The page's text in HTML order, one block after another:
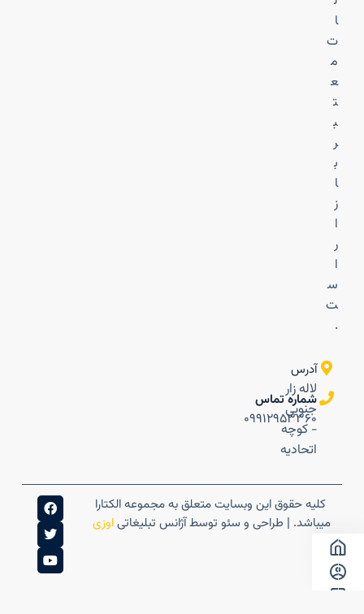
ا
ت
م
ع
ت
ب
ر
ب
ا
ز
ا
ر
ا
س
ت
.
آدرس
لاله زار
جنوبی
- کوچه
اتحادیه
شماره تماس
۰۹۹۱۲۹۵۳۳۶۰
کلیه حقوق این وبسایت متعلق به مجموعه الکتارا
میباشد. | طراحی و سئو توسط آژانس تبلیغاتیاوزی